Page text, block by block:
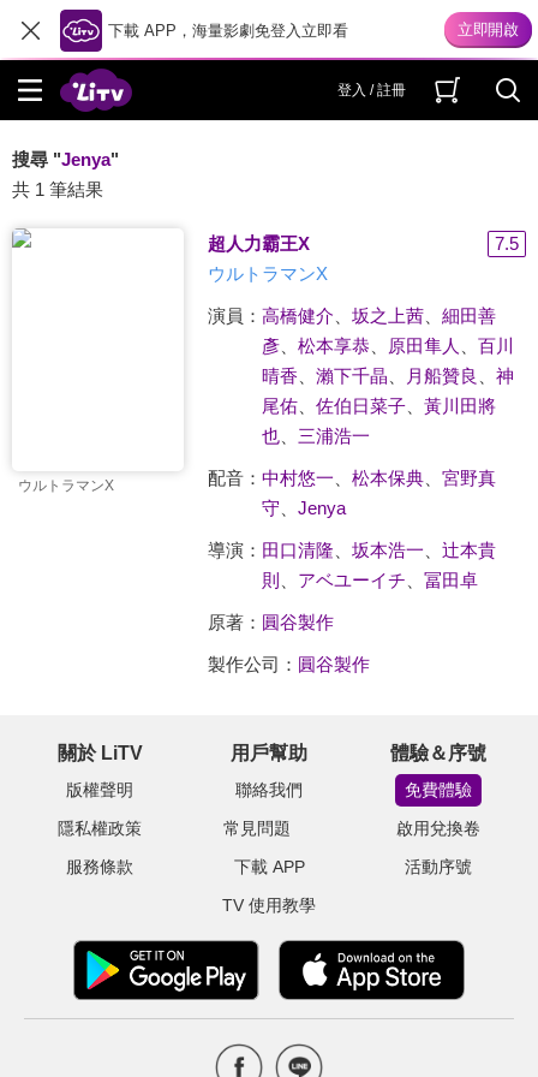
下載 APP，海量影劇免登入立即看
登入 / 註冊
搜尋 "Jenya"
共 1 筆結果
ウルトラマンX
超人力霸王X
7.5
ウルトラマンX
演員： 高橋健介 坂之上茜、 細田善
彥、 松本享恭 原田隼人
百川
晴香
瀨下千晶 月船贊良
神
尾佑、 佐伯日菜子、 黃川田將
也、 三浦浩一
配音： 中村悠一 松本保典、 宮野真
守
Jenya
導演： 田口清隆 坂本浩一
辻本貴
則
アベユーイチ 冨田卓
原著： 圓谷製作
製作公司： 圓谷製作
關於 LiTV
版權聲明
隱私權政策
服務條款
用戶幫助
聯絡我們
常見問題
下載 APP
TV 使用教學
體驗＆序號
免費體驗
啟用兌換卷
活動序號